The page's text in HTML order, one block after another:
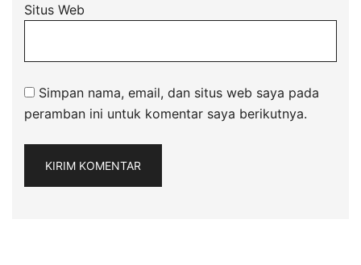
Situs Web
Simpan nama, email, dan situs web saya pada
peramban ini untuk komentar saya berikutnya.